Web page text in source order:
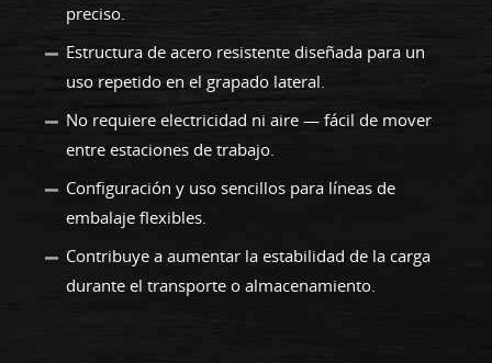
preciso.
Estructura de acero resistente diseñada para un
uso repetido en el grapado lateral.
No requiere electricidad ni aire — fácil de mover
entre estaciones de trabajo.
Configuración y uso sencillos para líneas de
embalaje flexibles.
Contribuye a aumentar la estabilidad de la carga
durante el transporte o almacenamiento.